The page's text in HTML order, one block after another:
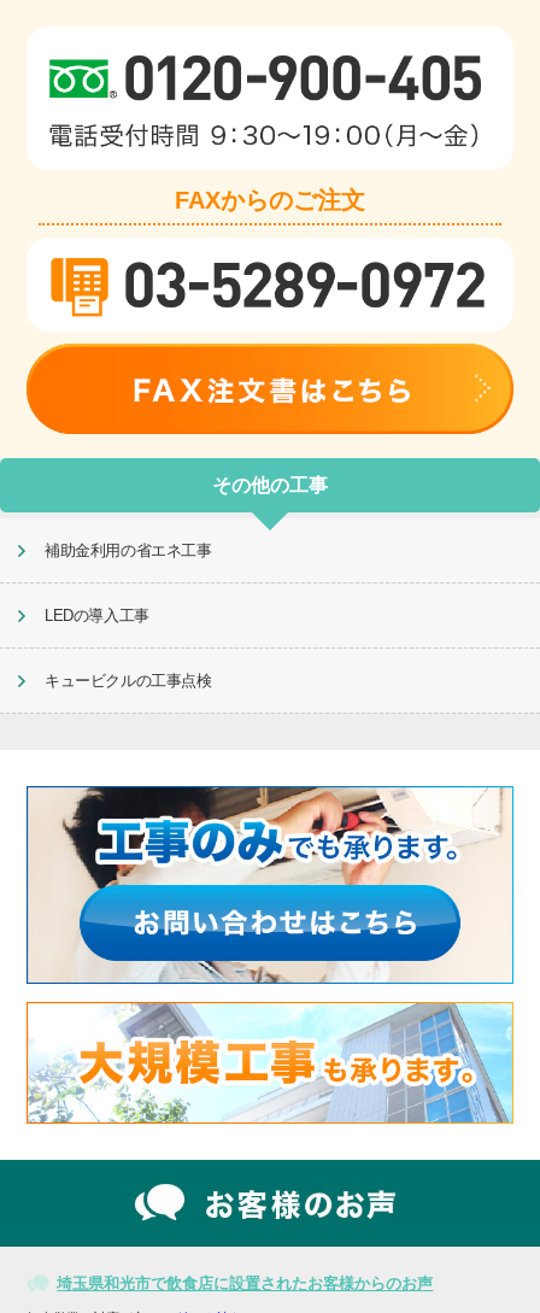
FAXからのご注文
その他の工事
補助金利用の省エネ工事
LEDの導入工事
キュービクルの工事点検
埼玉県和光市で飲食店に設置されたお客様からのお声